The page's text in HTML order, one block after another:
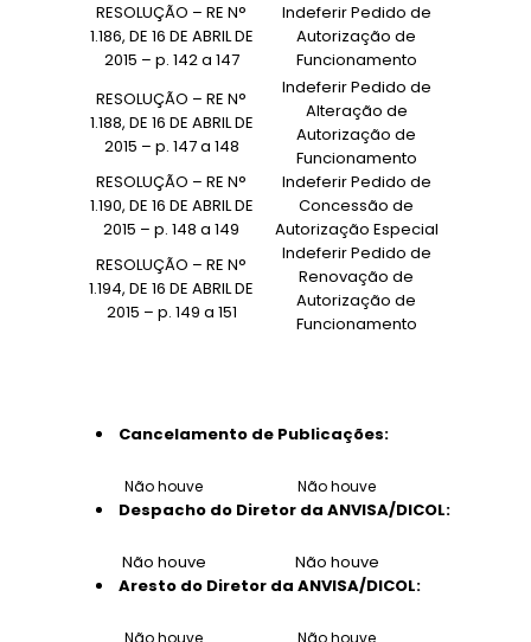
RESOLUÇÃO – RE N°
1.186, DE 16 DE ABRIL DE
2015 – p. 142 a 147
Indeferir Pedido de
Autorização de
Funcionamento
RESOLUÇÃO – RE N°
1.188, DE 16 DE ABRIL DE
2015 – p. 147 a 148
Indeferir Pedido de
Alteração de
Autorização de
Funcionamento
RESOLUÇÃO – RE N°
1.190, DE 16 DE ABRIL DE
2015 – p. 148 a 149
Indeferir Pedido de
Concessão de
Autorização Especial
RESOLUÇÃO – RE N°
1.194, DE 16 DE ABRIL DE
2015 – p. 149 a 151
Indeferir Pedido de
Renovação de
Autorização de
Funcionamento
Cancelamento de Publicações:
Não houve Não houve
Despacho do Diretor da ANVISA/DICOL:
Não houve
Não houve
Aresto do Diretor da ANVISA/DICOL:
Não houve Não houve